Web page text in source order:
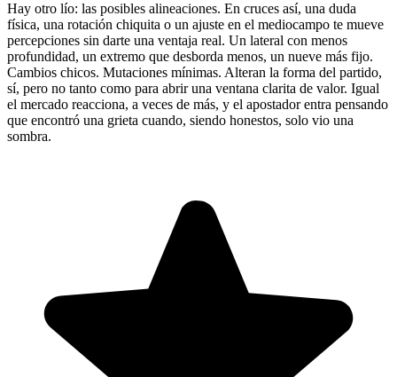
Hay otro lío: las posibles alineaciones. En cruces así, una duda
física, una rotación chiquita o un ajuste en el mediocampo te mueve
percepciones sin darte una ventaja real. Un lateral con menos
profundidad, un extremo que desborda menos, un nueve más fijo.
Cambios chicos. Mutaciones mínimas. Alteran la forma del partido,
sí, pero no tanto como para abrir una ventana clarita de valor. Igual
el mercado reacciona, a veces de más, y el apostador entra pensando
que encontró una grieta cuando, siendo honestos, solo vio una
sombra.